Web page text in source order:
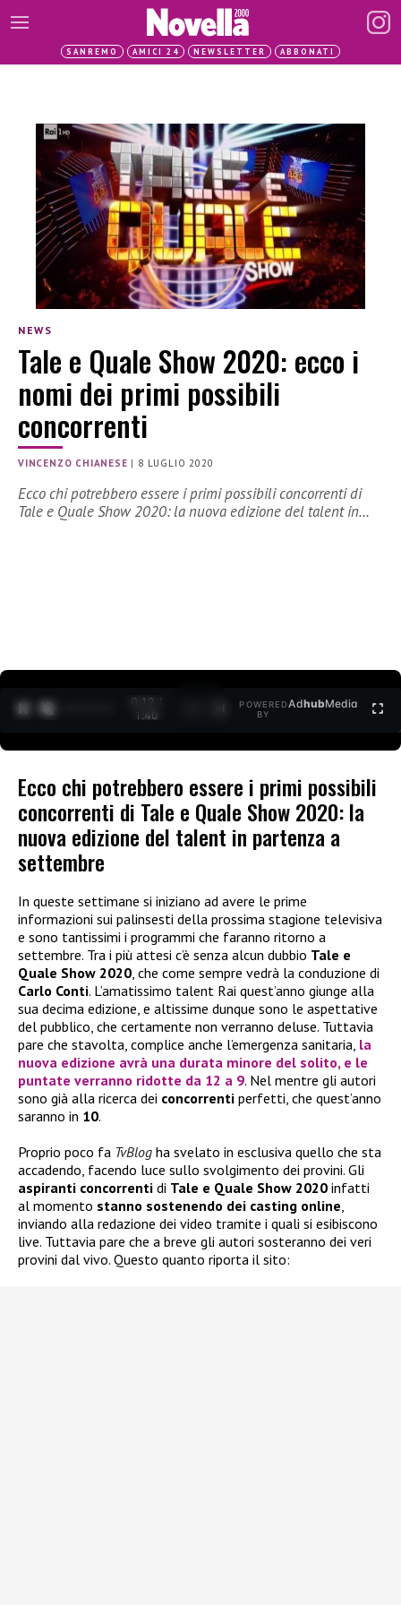
SANREMO AMICI 24 NEWSLETTER ABBONATI
NEWS
Tale e Quale Show 2020: ecco i
nomi dei primi possibili
concorrenti
VINCENZO CHIANESE | 8 LUGLIO 2020
Ecco chi potrebbero essere i primi possibili concorrenti di
Tale e Quale Show 2020: la nuova edizione del talent in…
0:12 /
1:40
POWERED
BY
AdhubMedia
Ecco chi potrebbero essere i primi possibili
concorrenti di Tale e Quale Show 2020: la
nuova edizione del talent in partenza a
settembre
In queste settimane si iniziano ad avere le prime
informazioni sui palinsesti della prossima stagione televisiva
e sono tantissimi i programmi che faranno ritorno a
settembre. Tra i più attesi c’è senza alcun dubbio Tale e
Quale Show 2020, che come sempre vedrà la conduzione di
Carlo Conti. L’amatissimo talent Rai quest’anno giunge alla
sua decima edizione, e altissime dunque sono le aspettative
del pubblico, che certamente non verranno deluse. Tuttavia
pare che stavolta, complice anche l’emergenza sanitaria, la
nuova edizione avrà una durata minore del solito, e le
puntate verranno ridotte da 12 a 9. Nel mentre gli autori
sono già alla ricerca dei concorrenti perfetti, che quest’anno
saranno in 10.
Proprio poco fa TvBlog ha svelato in esclusiva quello che sta
accadendo, facendo luce sullo svolgimento dei provini. Gli
aspiranti concorrenti di Tale e Quale Show 2020 infatti
al momento stanno sostenendo dei casting online,
inviando alla redazione dei video tramite i quali si esibiscono
live. Tuttavia pare che a breve gli autori sosteranno dei veri
provini dal vivo. Questo quanto riporta il sito: